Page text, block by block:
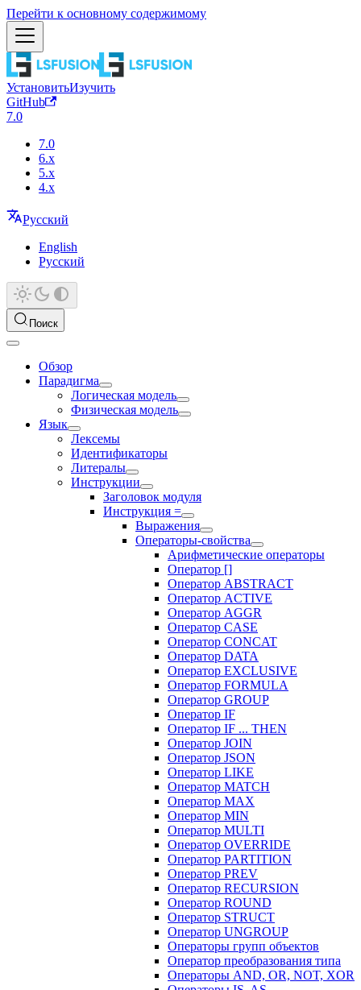
Перейти к основному содержимому
УстановитьИзучить
GitHub
7.0
7.0
6.x
5.x
4.x
Русский
English
Русский
Поиск
Обзор
Парадигма
Логическая модель
Физическая модель
Язык
Лексемы
Идентификаторы
Литералы
Инструкции
Заголовок модуля
Инструкция =
Выражения
Операторы-свойства
Арифметические операторы
Оператор []
Оператор ABSTRACT
Оператор ACTIVE
Оператор AGGR
Оператор CASE
Оператор CONCAT
Оператор DATA
Оператор EXCLUSIVE
Оператор FORMULA
Оператор GROUP
Оператор IF
Оператор IF ... THEN
Оператор JOIN
Оператор JSON
Оператор LIKE
Оператор MATCH
Оператор MAX
Оператор MIN
Оператор MULTI
Оператор OVERRIDE
Оператор PARTITION
Оператор PREV
Оператор RECURSION
Оператор ROUND
Оператор STRUCT
Оператор UNGROUP
Операторы групп объектов
Оператор преобразования типа
Операторы AND, OR, NOT, XOR